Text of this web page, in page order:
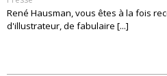
René Hausman, vous êtes à la fois
d'illustrateur, de fabulaire [...]